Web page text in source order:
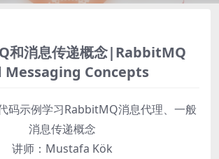
和消息传递概念|RabbitMQ
Messaging Concepts
码示例学习RabbitMQ消息代理、一般
消息传递概念
讲师：Mustafa Kök